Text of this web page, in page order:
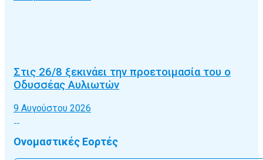
Στις 26/8 ξεκινάει την προετοιμασία του ο
Οδυσσέας Αυλιωτών
9 Αυγούστου 2026
Ονομαστικές Εορτές